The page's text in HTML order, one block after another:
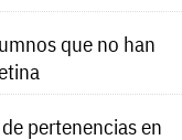
que no han
pertenencias en